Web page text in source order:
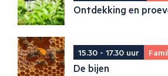
Ontdekking en
15.30 - 17.30 uur
De bijen